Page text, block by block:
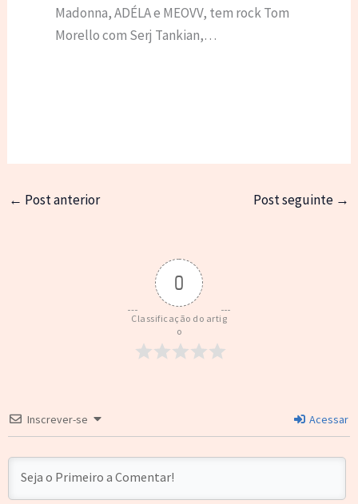
Madonna, ADÉLA e MEOVV, tem rock Tom
Morello com Serj Tankian,…
← Post anterior Post seguinte →
0
Classificação do artig
o
Inscrever-se Acessar